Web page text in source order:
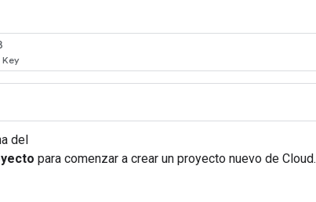
del
para comenzar a crear un proyecto nuevo de Cloud.